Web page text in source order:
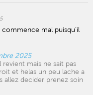
mal puisqu’il
2025
mais ne sait pas
et helas un peu lache a
allez decider prenez soin